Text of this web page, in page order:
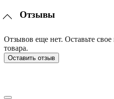
Отзывы
Отзывов еще нет. Оставьте
товара.
Оставить отзыв